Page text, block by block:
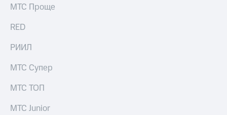
МТС Проще
RED
РИИЛ
МТС Супер
МТС ТОП
МТС Junior